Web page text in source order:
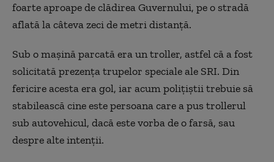
foarte aproape de clădirea Guvernului, pe o stradă
aflată la câteva zeci de metri distanță.
Sub o mașină parcată era un troller, astfel că a fost
solicitată prezența trupelor speciale ale SRI. Din
fericire acesta era gol, iar acum polițiștii trebuie să
stabilească cine este persoana care a pus trollerul
sub autovehicul, dacă este vorba de o farsă, sau
despre alte intenții.